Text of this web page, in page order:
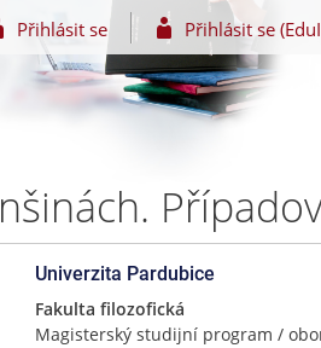
Přihlásit se Přihlásit se
Univerzita Pardubice
Fakulta filozofická
Magisterský studijní program /